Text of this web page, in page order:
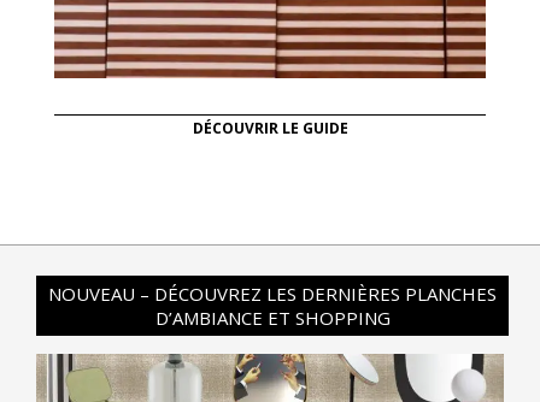
DÉCOUVRIR LE GUIDE
NOUVEAU – DÉCOUVREZ LES DERNIÈRES PLANCHES
D’AMBIANCE ET SHOPPING